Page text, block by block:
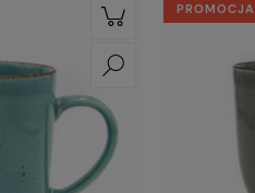
PROMOCJA